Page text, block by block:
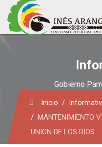
Gobierno
Inicio
MANTENIMIENTO
UNION DE LOS RIOS